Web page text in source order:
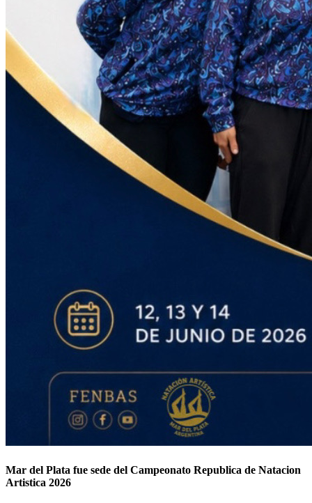
Mar del Plata fue sede del Campeonato Republica de Natacion
Artistica 2026